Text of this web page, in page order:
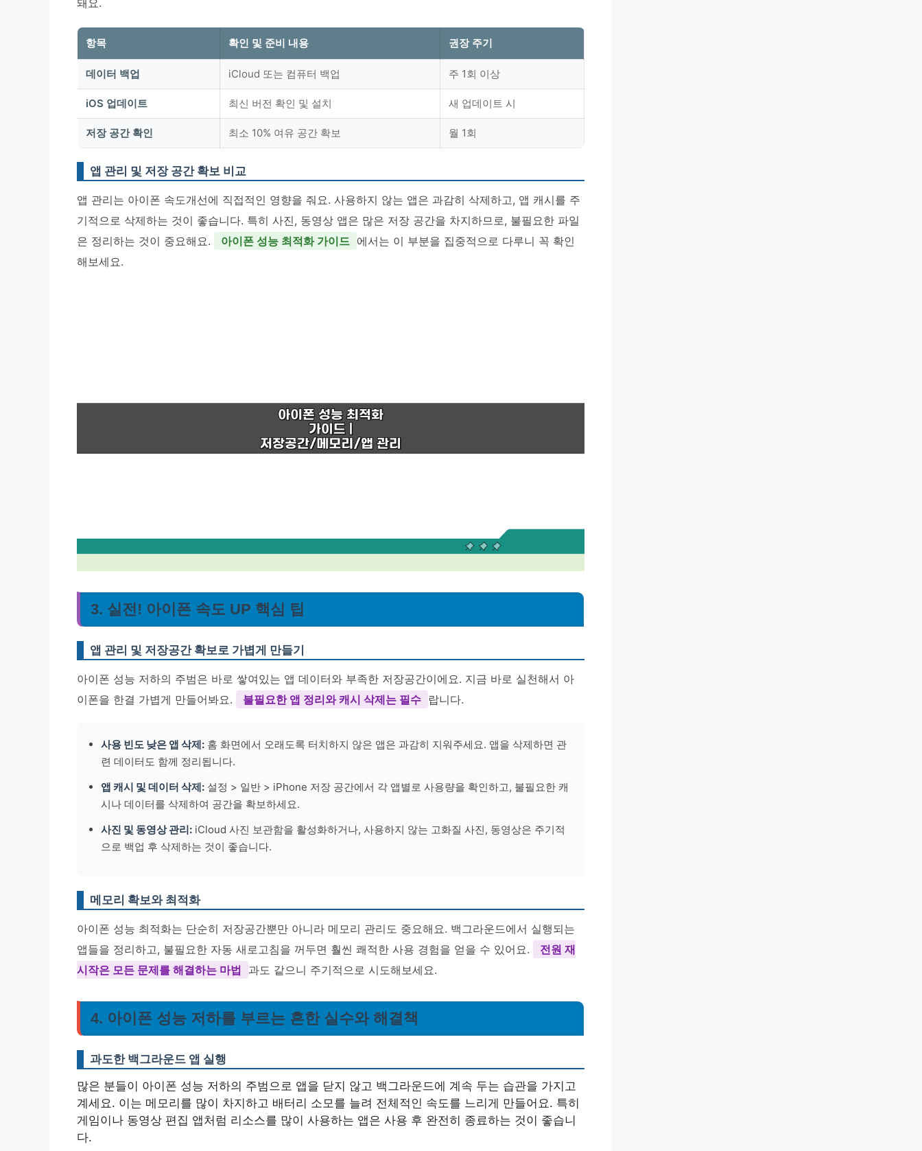
돼요.
항목 확인 및 준비 내용 권장 주기
데이터 백업 iCloud 또는 컴퓨터 백업 주 1회 이상
iOS 업데이트 최신 버전 확인 및 설치 새 업데이트 시
저장 공간 확인 최소 10% 여유 공간 확보 월 1회
앱 관리 및 저장 공간 확보 비교
앱 관리는 아이폰 속도개선에 직접적인 영향을 줘요. 사용하지 않는 앱은 과감히 삭제하고, 앱 캐시를 주
기적으로 삭제하는 것이 좋습니다. 특히 사진, 동영상 앱은 많은 저장 공간을 차지하므로, 불필요한 파일
은 정리하는 것이 중요해요.
아이폰 성능 최적화 가이드 에서는 이 부분을 집중적으로 다루니 꼭 확인
해보세요.
3. 실전! 아이폰 속도 UP 핵심 팁
앱 관리 및 저장공간 확보로 가볍게 만들기
아이폰 성능 저하의 주범은 바로 쌓여있는 앱 데이터와 부족한 저장공간이에요. 지금 바로 실천해서 아
이폰을 한결 가볍게 만들어봐요.
불필요한 앱 정리와 캐시 삭제는 필수 랍니다.
사용 빈도 낮은 앱 삭제: 홈 화면에서 오래도록 터치하지 않은 앱은 과감히 지워주세요. 앱을 삭제하면 관
련 데이터도 함께 정리됩니다.
앱 캐시 및 데이터 삭제: 설정 > 일반 > iPhone 저장 공간에서 각 앱별로 사용량을 확인하고, 불필요한 캐
시나 데이터를 삭제하여 공간을 확보하세요.
사진 및 동영상 관리: iCloud 사진 보관함을 활성화하거나, 사용하지 않는 고화질 사진, 동영상은 주기적
으로 백업 후 삭제하는 것이 좋습니다.
메모리 확보와 최적화
아이폰 성능 최적화는 단순히 저장공간뿐만 아니라 메모리 관리도 중요해요. 백그라운드에서 실행되는
앱들을 정리하고, 불필요한 자동 새로고침을 꺼두면 훨씬 쾌적한 사용 경험을 얻을 수 있어요.
전원 재
시작은 모든 문제를 해결하는 마법
과도 같으니 주기적으로 시도해보세요.
4. 아이폰 성능 저하를 부르는 흔한 실수와 해결책
과도한 백그라운드 앱 실행
많은 분들이 아이폰 성능 저하의 주범으로 앱을 닫지 않고 백그라운드에 계속 두는 습관을 가지고
계세요. 이는 메모리를 많이 차지하고 배터리 소모를 늘려 전체적인 속도를 느리게 만들어요. 특히
게임이나 동영상 편집 앱처럼 리소스를 많이 사용하는 앱은 사용 후 완전히 종료하는 것이 좋습니
다.